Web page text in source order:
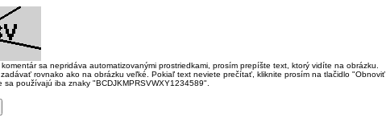
sa nepridáva automatizovanými prostriedkami, prosím prepíšte text, ktorý vidíte na obrázku.
rovnako ako na obrázku veľké. Pokiaľ text neviete prečítať, kliknite prosím na tlačidlo "Obnoviť
sa používajú iba znaky "BCDJKMPRSVWXY1234589".